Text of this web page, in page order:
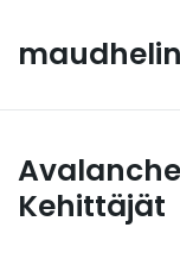
content
Kehittäjät